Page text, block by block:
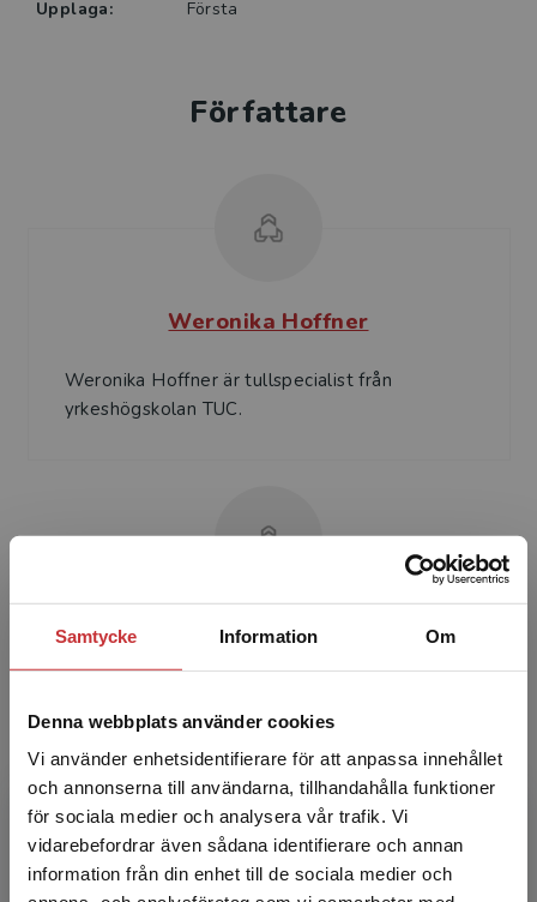
Samtycke Information Om
Denna webbplats använder cookies
Vi använder enhetsidentifierare för att anpassa innehållet
och annonserna till användarna, tillhandahålla funktioner
för sociala medier och analysera vår trafik. Vi
vidarebefordrar även sådana identifierare och annan
information från din enhet till de sociala medier och
Begränsad fraktregion
Upplaga:
Första
Författare
Weronika Hoffner
Weronika Hoffner är tullspecialist från
yrkeshögskolan TUC.
Ulf Holmström
ledande befattningar inom logistik och
logistikutveckling i större företag både i
Sverige och utomlands. ...